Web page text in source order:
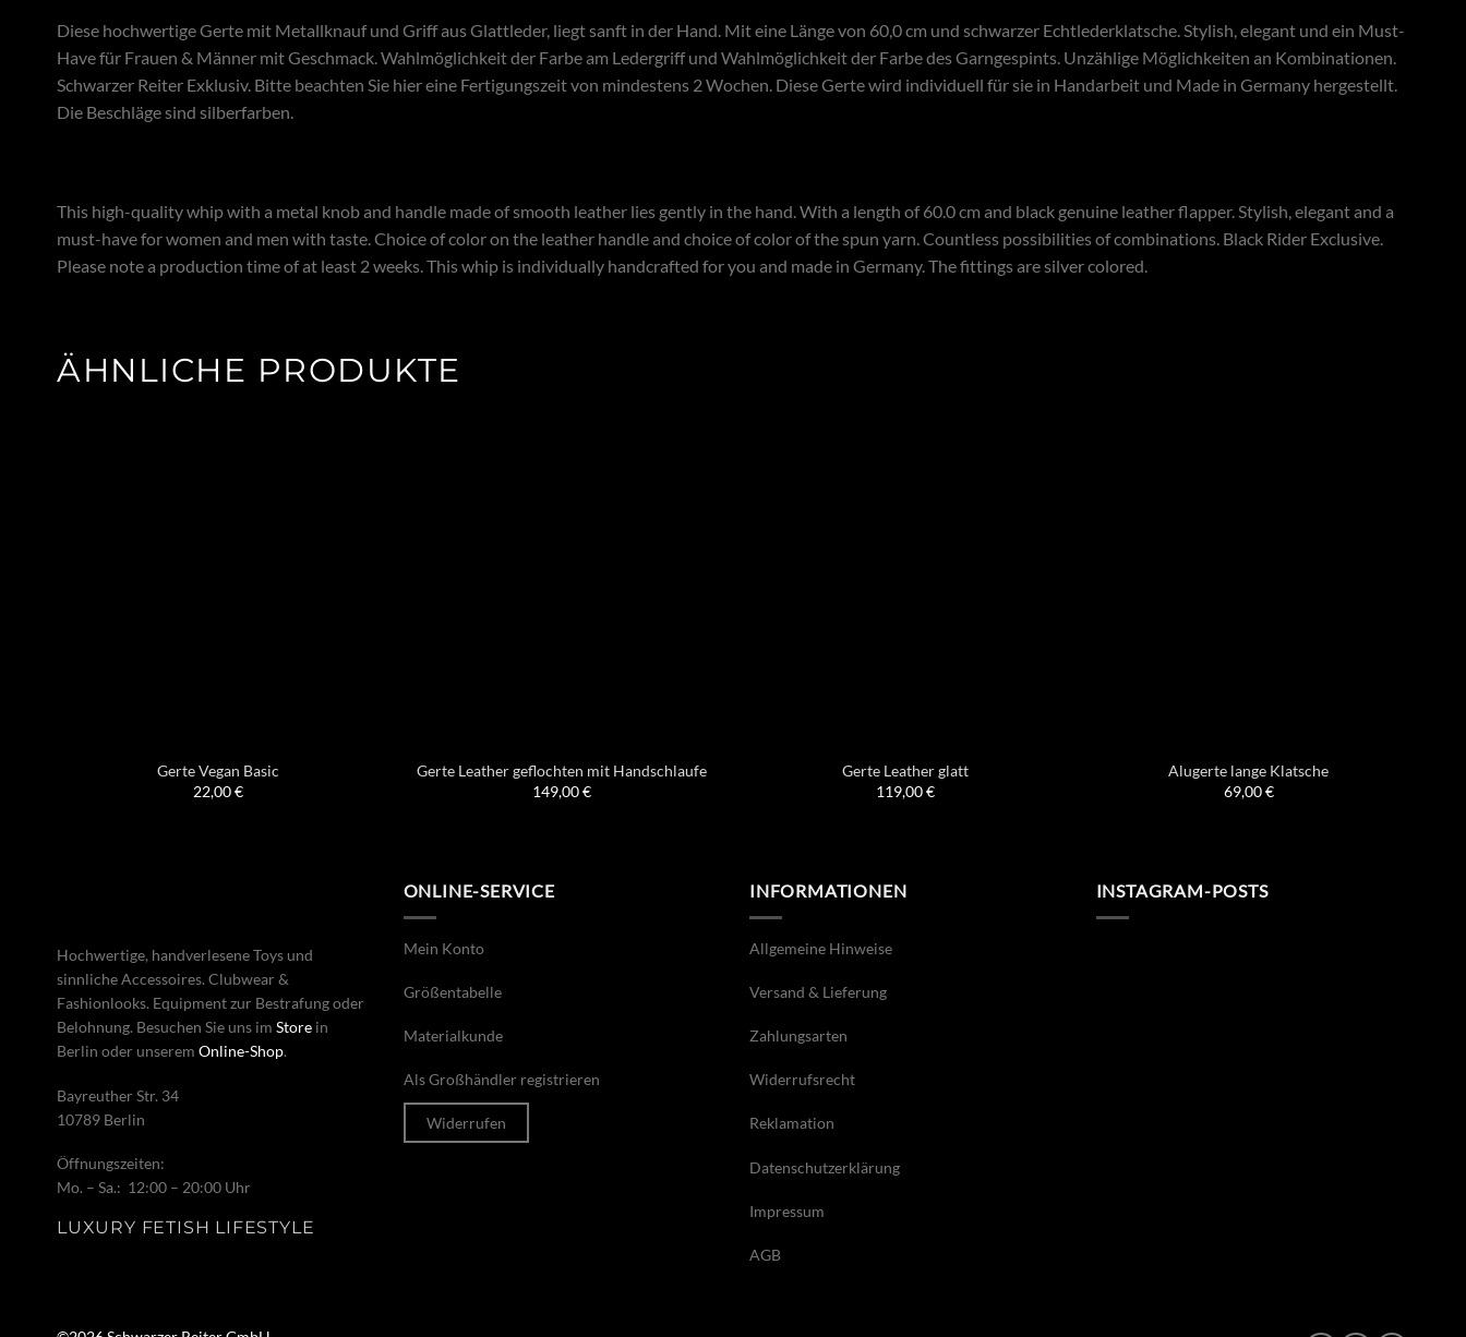
Diese hochwertige Gerte mit Metallknauf und Griff aus Glattleder, liegt sanft in der Hand. Mit eine Länge von 60,0 cm und schwarzer Echtlederklatsche. Stylish, elegant und ein Must-
Have für Frauen & Männer mit Geschmack. Wahlmöglichkeit der Farbe am Ledergriff und Wahlmöglichkeit der Farbe des Garngespints. Unzählige Möglichkeiten an Kombinationen.
Schwarzer Reiter Exklusiv. Bitte beachten Sie hier eine Fertigungszeit von mindestens 2 Wochen. Diese Gerte wird individuell für sie in Handarbeit und Made in Germany hergestellt.
Die Beschläge sind silberfarben.
This high-quality whip with a metal knob and handle made of smooth leather lies gently in the hand. With a length of 60.0 cm and black genuine leather flapper. Stylish, elegant and a
must-have for women and men with taste. Choice of color on the leather handle and choice of color of the spun yarn. Countless possibilities of combinations. Black Rider Exclusive.
Please note a production time of at least 2 weeks. This whip is individually handcrafted for you and made in Germany. The fittings are silver colored.
ÄHNLICHE PRODUKTE
Gerte Vegan Basic
22,00€
Gerte Leather geflochten mit Handschlaufe
149,00€
Gerte Leather glatt
119,00€
Alugerte lange Klatsche
69,00€
Hochwertige, handverlesene Toys und
sinnliche Accessoires. Clubwear &
Fashionlooks. Equipment zur Bestrafung oder
Belohnung. Besuchen Sie uns im Store in
Berlin oder unserem Online-Shop.
Bayreuther Str. 34
10789 Berlin
Öffnungszeiten:
Mo. – Sa.: 12:00 – 20:00 Uhr
LUXURY FETISH LIFESTYLE
ONLINE-SERVICE
Mein Konto
Größentabelle
Materialkunde
Als Großhändler registrieren
Widerrufen
INFORMATIONEN
Allgemeine Hinweise
Versand & Lieferung
Zahlungsarten
Widerrufsrecht
Reklamation
Datenschutzerklärung
Impressum
AGB
INSTAGRAM-POSTS